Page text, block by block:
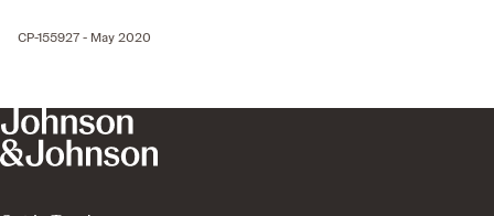
CP-155927 - May 2020